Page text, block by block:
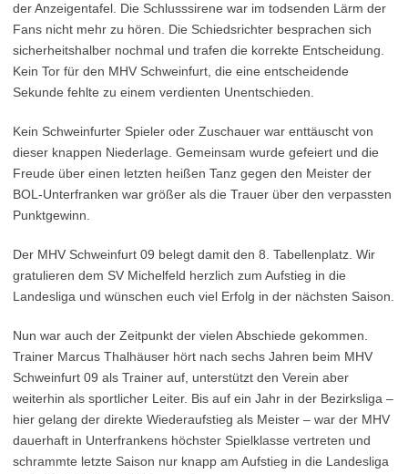
der Anzeigentafel. Die Schlusssirene war im todsenden Lärm der
Fans nicht mehr zu hören. Die Schiedsrichter besprachen sich
sicherheitshalber nochmal und trafen die korrekte Entscheidung.
Kein Tor für den MHV Schweinfurt, die eine entscheidende
Sekunde fehlte zu einem verdienten Unentschieden.
Kein Schweinfurter Spieler oder Zuschauer war enttäuscht von
dieser knappen Niederlage. Gemeinsam wurde gefeiert und die
Freude über einen letzten heißen Tanz gegen den Meister der
BOL-Unterfranken war größer als die Trauer über den verpassten
Punktgewinn.
Der MHV Schweinfurt 09 belegt damit den 8. Tabellenplatz. Wir
gratulieren dem SV Michelfeld herzlich zum Aufstieg in die
Landesliga und wünschen euch viel Erfolg in der nächsten Saison.
Nun war auch der Zeitpunkt der vielen Abschiede gekommen.
Trainer Marcus Thalhäuser hört nach sechs Jahren beim MHV
Schweinfurt 09 als Trainer auf, unterstützt den Verein aber
weiterhin als sportlicher Leiter. Bis auf ein Jahr in der Bezirksliga –
hier gelang der direkte Wiederaufstieg als Meister – war der MHV
dauerhaft in Unterfrankens höchster Spielklasse vertreten und
schrammte letzte Saison nur knapp am Aufstieg in die Landesliga